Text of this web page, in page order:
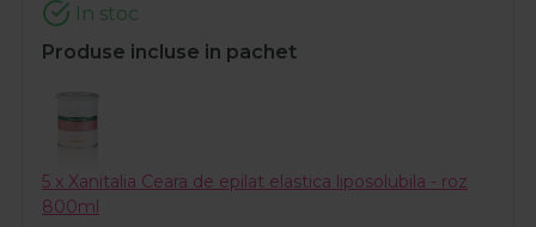
In stoc
Produse incluse in pachet
5 x Xanitalia Ceara de epilat elastica liposolubila - roz
800ml